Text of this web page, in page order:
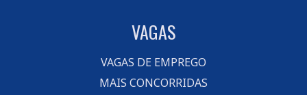
VAGAS
VAGAS DE EMPREGO
MAIS CONCORRIDAS